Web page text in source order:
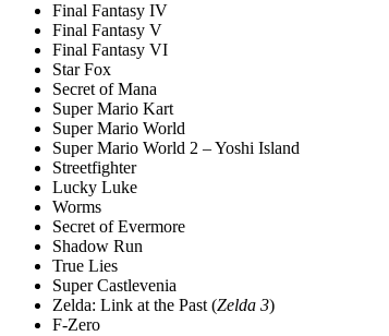
Final Fantasy IV
Final Fantasy V
Final Fantasy VI
Star Fox
Secret of Mana
Super Mario Kart
Super Mario World
Super Mario World 2 – Yoshi Island
Streetfighter
Lucky Luke
Worms
Secret of Evermore
Shadow Run
True Lies
Super Castlevenia
Zelda: Link at the Past (Zelda 3)
F-Zero